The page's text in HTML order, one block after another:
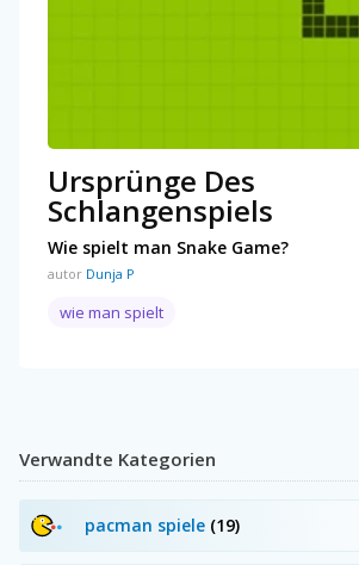
Ursprünge Des
Schlangenspiels
Wie spielt man Snake Game?
autor Dunja P
wie man spielt
Verwandte Kategorien
pacman spiele (19)